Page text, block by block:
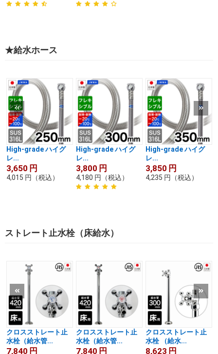
★給水ホース
High-grade ハイグ
レ...
3,650 円
4,015 円 （税込）
High-grade ハイグ
レ...
3,800 円
4,180 円 （税込）
High-grade ハイグ
レ...
3,850 円
4,235 円 （税込）
ストレート止水栓（床給水）
クロスストレート止
水栓（給水管...
7,840 円
クロスストレート止
水栓（給水管...
7,840 円
クロスストレート止
水栓 （給水...
8,623 円